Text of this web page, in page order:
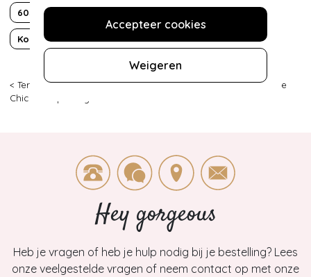
Accepteer cookies
Weigeren
60s
Korte mouw
< Terug |Topvintage>Kleding >Playsuits & Jumpsuits >Vintage
Chic for Topvintage
Hey gorgeous
Heb je vragen of heb je hulp nodig bij je bestelling? Lees
onze veelgestelde vragen of neem contact op met onze